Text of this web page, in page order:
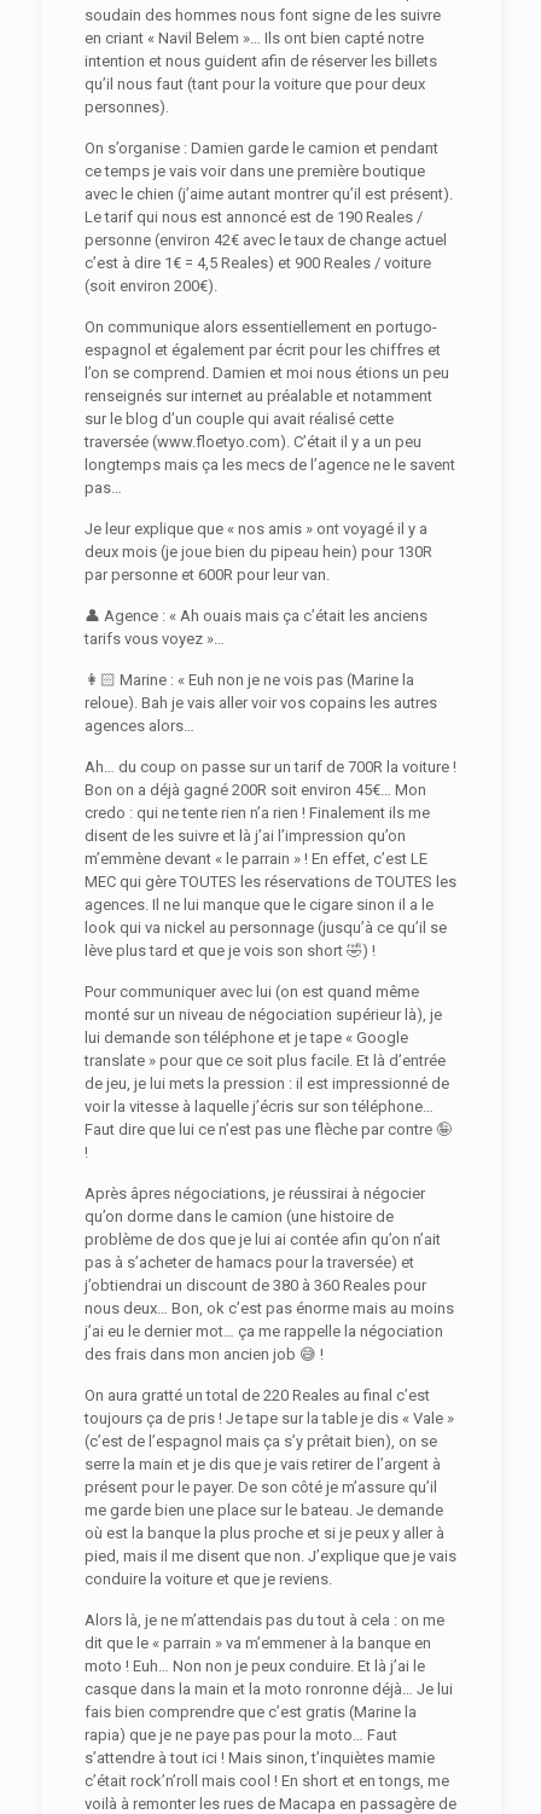
soudain des hommes nous font signe de les suivre
en criant « Navil Belem »… Ils ont bien capté notre
intention et nous guident afin de réserver les billets
qu’il nous faut (tant pour la voiture que pour deux
personnes).
On s’organise : Damien garde le camion et pendant
ce temps je vais voir dans une première boutique
avec le chien (j’aime autant montrer qu’il est présent).
Le tarif qui nous est annoncé est de 190 Reales /
personne (environ 42€ avec le taux de change actuel
c’est à dire 1€ = 4,5 Reales) et 900 Reales / voiture
(soit environ 200€).
On communique alors essentiellement en portugo-
espagnol et également par écrit pour les chiffres et
l’on se comprend. Damien et moi nous étions un peu
renseignés sur internet au préalable et notamment
sur le blog d’un couple qui avait réalisé cette
traversée (www.floetyo.com). C’était il y a un peu
longtemps mais ça les mecs de l’agence ne le savent
pas…
Je leur explique que « nos amis » ont voyagé il y a
deux mois (je joue bien du pipeau hein) pour 130R
par personne et 600R pour leur van.
👤 Agence : « Ah ouais mais ça c’était les anciens
tarifs vous voyez »…
👩🏻 Marine : « Euh non je ne vois pas (Marine la
reloue). Bah je vais aller voir vos copains les autres
agences alors…
Ah… du coup on passe sur un tarif de 700R la voiture !
Bon on a déjà gagné 200R soit environ 45€… Mon
credo : qui ne tente rien n’a rien ! Finalement ils me
disent de les suivre et là j’ai l’impression qu’on
m’emmène devant « le parrain » ! En effet, c’est LE
MEC qui gère TOUTES les réservations de TOUTES les
agences. Il ne lui manque que le cigare sinon il a le
look qui va nickel au personnage (jusqu’à ce qu’il se
lève plus tard et que je vois son short 🤣) !
Pour communiquer avec lui (on est quand même
monté sur un niveau de négociation supérieur là), je
lui demande son téléphone et je tape « Google
translate » pour que ce soit plus facile. Et là d’entrée
de jeu, je lui mets la pression : il est impressionné de
voir la vitesse à laquelle j’écris sur son téléphone…
Faut dire que lui ce n’est pas une flèche par contre 🤪
!
Après âpres négociations, je réussirai à négocier
qu’on dorme dans le camion (une histoire de
problème de dos que je lui ai contée afin qu’on n’ait
pas à s’acheter de hamacs pour la traversée) et
j’obtiendrai un discount de 380 à 360 Reales pour
nous deux… Bon, ok c’est pas énorme mais au moins
j’ai eu le dernier mot… ça me rappelle la négociation
des frais dans mon ancien job 😅 !
On aura gratté un total de 220 Reales au final c’est
toujours ça de pris ! Je tape sur la table je dis « Vale »
(c’est de l’espagnol mais ça s’y prêtait bien), on se
serre la main et je dis que je vais retirer de l’argent à
présent pour le payer. De son côté je m’assure qu’il
me garde bien une place sur le bateau. Je demande
où est la banque la plus proche et si je peux y aller à
pied, mais il me disent que non. J’explique que je vais
conduire la voiture et que je reviens.
Alors là, je ne m’attendais pas du tout à cela : on me
dit que le « parrain » va m’emmener à la banque en
moto ! Euh… Non non je peux conduire. Et là j’ai le
casque dans la main et la moto ronronne déjà… Je lui
fais bien comprendre que c’est gratis (Marine la
rapia) que je ne paye pas pour la moto… Faut
s’attendre à tout ici ! Mais sinon, t’inquiètes mamie
c’était rock’n’roll mais cool ! En short et en tongs, me
voilà à remonter les rues de Macapa en passagère de